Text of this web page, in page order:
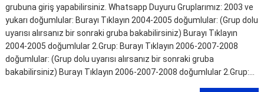
grubuna giriş yapabilirsiniz. Whatsapp Duyuru Gruplarımız: 2003 ve
yukarı doğumlular: Burayı Tıklayın 2004-2005 doğumlular: (Grup dolu
uyarısı alırsanız bir sonraki gruba bakabilirsiniz) Burayı Tıklayın
2004-2005 doğumlular 2.Grup: Burayı Tıklayın 2006-2007-2008
doğumlular: (Grup dolu uyarısı alırsanız bir sonraki gruba
bakabilirsiniz) Burayı Tıklayın 2006-2007-2008 doğumlular 2.Grup:…